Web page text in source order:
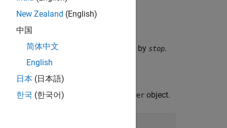
start to the end.
bystartto the sample indicated by stop.
the properties of the audioplayer object.
New Zealand (English)
中国
简体中文
English
日本 (日本語)
한국 (한국어)